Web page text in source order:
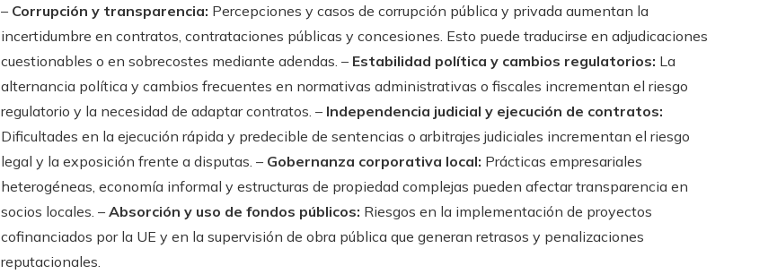
– Corrupción y transparencia: Percepciones y casos de corrupción pública y privada aumentan la
incertidumbre en contratos, contrataciones públicas y concesiones. Esto puede traducirse en adjudicaciones
cuestionables o en sobrecostes mediante adendas. – Estabilidad política y cambios regulatorios: La
alternancia política y cambios frecuentes en normativas administrativas o fiscales incrementan el riesgo
regulatorio y la necesidad de adaptar contratos. – Independencia judicial y ejecución de contratos:
Dificultades en la ejecución rápida y predecible de sentencias o arbitrajes judiciales incrementan el riesgo
legal y la exposición frente a disputas. – Gobernanza corporativa local: Prácticas empresariales
heterogéneas, economía informal y estructuras de propiedad complejas pueden afectar transparencia en
socios locales. – Absorción y uso de fondos públicos: Riesgos en la implementación de proyectos
cofinanciados por la UE y en la supervisión de obra pública que generan retrasos y penalizaciones
reputacionales.